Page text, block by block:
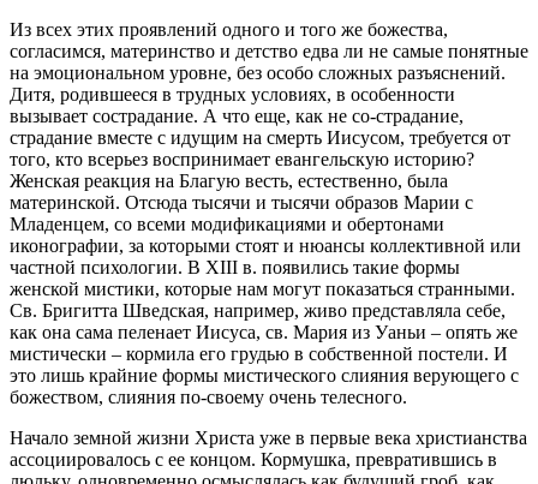
Из всех этих проявлений одного и того же божества,
согласимся, материнство и детство едва ли не самые понятные
на эмоциональном уровне, без особо сложных разъяснений.
Дитя, родившееся в трудных условиях, в особенности
вызывает сострадание. А что еще, как не со-страдание,
страдание вместе с идущим на смерть Иисусом, требуется от
того, кто всерьез воспринимает евангельскую историю?
Женская реакция на Благую весть, естественно, была
материнской. Отсюда тысячи и тысячи образов Марии с
Младенцем, со всеми модификациями и обертонами
иконографии, за которыми стоят и нюансы коллективной или
частной психологии. В XIII в. появились такие формы
женской мистики, которые нам могут показаться странными.
Св. Бригитта Шведская, например, живо представляла себе,
как она сама пеленает Иисуса, св. Мария из Уаньи – опять же
мистически – кормила его грудью в собственной постели. И
это лишь крайние формы мистического слияния верующего с
божеством, слияния по-своему очень телесного.
Начало земной жизни Христа уже в первые века христианства
ассоциировалось с ее концом. Кормушка, превратившись в